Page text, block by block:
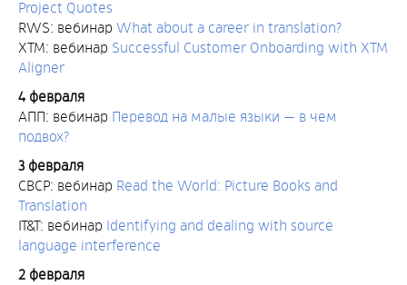
Project Quotes
RWS: вебинар What about a career in translation?
XTM: вебинар Successful Customer Onboarding with XTM
Aligner
4 февраля
АПП: вебинар Перевод на малые языки — в чем
подвох?
3 февраля
CBCP: вебинар Read the World: Picture Books and
Translation
IT&T: вебинар
Identifying and dealing with source
language interference
2 февраля